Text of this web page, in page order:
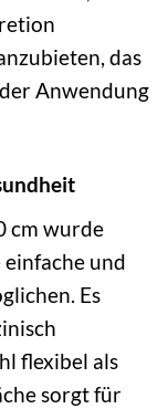
das
Anwendung
cm wurde
und
Es
flexibel als
sorgt für